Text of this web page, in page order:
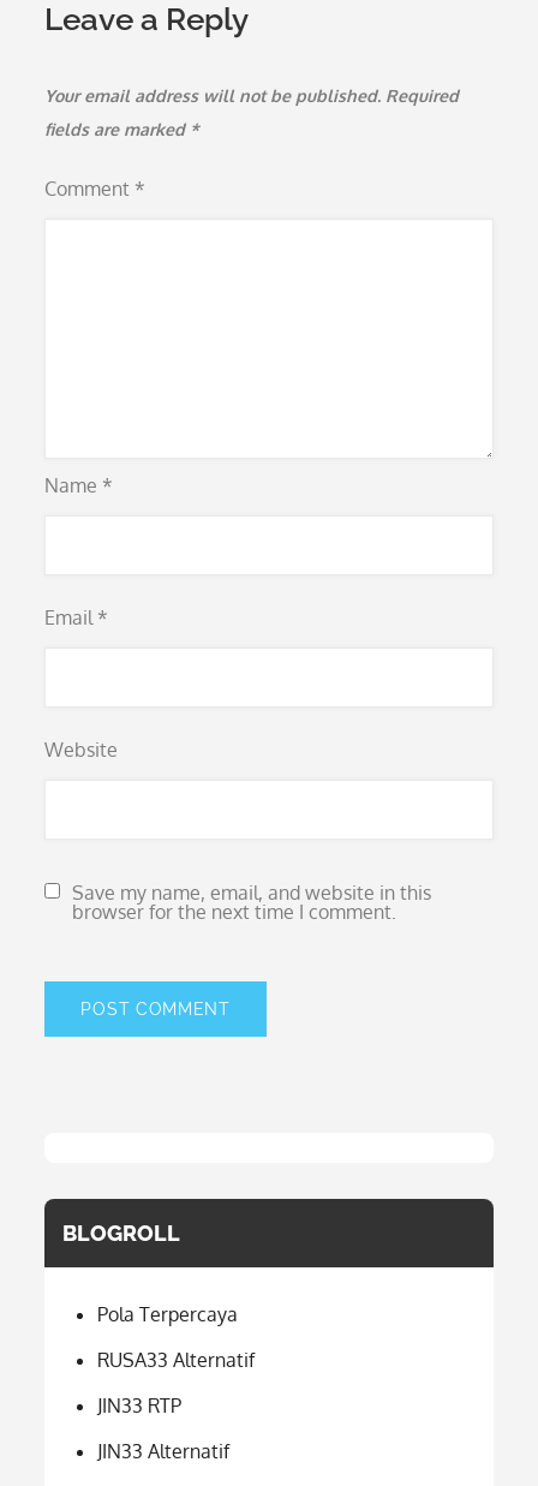
Leave a Reply
Your email address will not be published. Required
fields are marked *
Comment *
Name *
Email *
Website
Save my name, email, and website in this
browser for the next time I comment.
BLOGROLL
Pola Terpercaya
RUSA33 Alternatif
JIN33 RTP
JIN33 Alternatif